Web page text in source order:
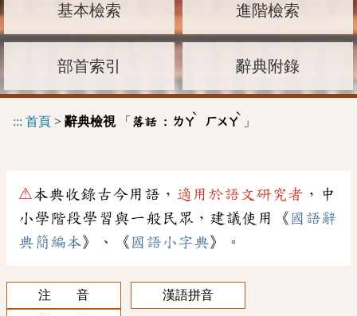
基本檢索 進階檢索
部首索引 辭典附錄
::: 首頁 > 辭典檢視「 落話 : ㄌㄚ
ˋ
ㄏㄨㄚ
ˋ
」
⚠本典收錄古今用語， 適用於語文研究者 ，中
小學階段學習與一般民眾，建議使用《 國語辭
典簡編本》、《 國語小字典》。
注 音
漢語拼音